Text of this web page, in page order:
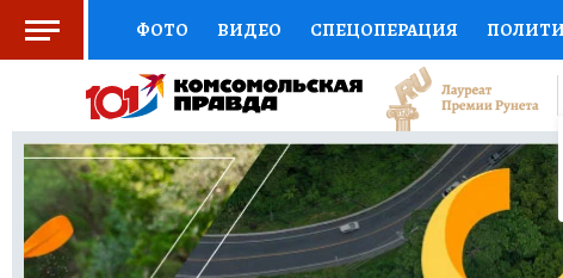
ФОТО ВИДЕО СПЕЦОПЕРАЦИЯ
СОЦПОДДЕРЖКА НАУКА СПОРТ
ВЫБОР ЭКСПЕРТОВ ДОКТОР ФИНАНСЫ
КНИЖНАЯ ПОЛКА ПРОГНОЗЫ НА СПОРТ
ПРЕСС-ЦЕНТР НЕДВИЖИМОСТЬ